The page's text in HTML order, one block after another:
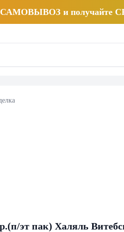
САМОВЫВОЗ и получайте
эт пак) Халяль